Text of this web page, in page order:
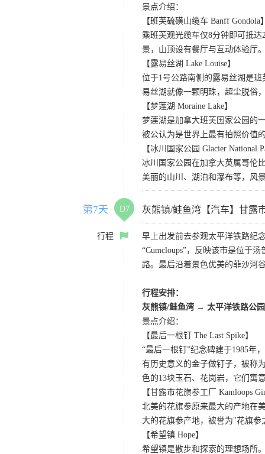
景点介绍：
【班芙硫磺山缆车 Banff Gondola
乘班芙观光缆车仅8分钟即可抵
景，山顶设有餐厅与互动体验厅
【露易丝湖 Lake Louise】
位于1号公路南侧的露易丝湖是
易丝湖就像一颗明珠，超尘脱俗
【梦莲湖 Moraine Lake】
梦莲湖是加拿大班芙国家公园的
被公认为是世界上最有拍照价值
【冰川国家公园 Glacier National
冰川国家公园在加拿大英属哥伦
美丽的山川、湖泊和瀑布等，风
第7天 D7 灰熊镇/鲑鱼湾【汽车】甘露
行程
早上出发前去参观太平洋铁路纪
“Cumcloups”，反映该市是位于
路。最后沿着景色优美的菲沙河
行程安排：
灰熊镇/鲑鱼湾 → 太平洋铁路公园
景点介绍：
【最后一根钉 The Last Spike】
“最后一根钉”纪念碑建于1985年
有历史意义的金子做钉子，被称
色的13块玉石、花岗岩，它们寓
【甘露市花旗参工厂 Kamloops
北美的花旗参原来最大的产地在
大的花旗参产地，被誉为"花旗
【希望镇 Hope】
希望镇是散步和探索的理想场所